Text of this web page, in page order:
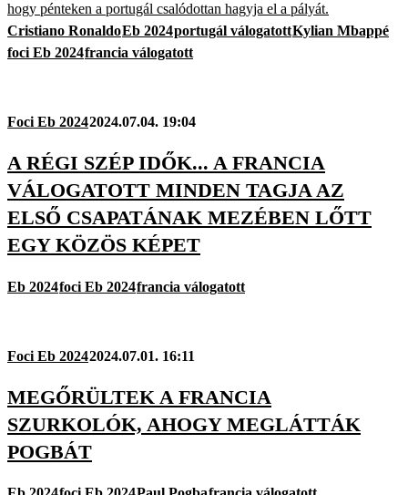
hogy pénteken a portugál csalódottan hagyja el a pályát.
Cristiano RonaldoEb 2024portugál válogatottKylian Mbappé
foci Eb 2024francia válogatott
Foci Eb 20242024.07.04. 19:04
A RÉGI SZÉP IDŐK... A FRANCIA
VÁLOGATOTT MINDEN TAGJA AZ
ELSŐ CSAPATÁNAK MEZÉBEN LŐTT
EGY KÖZÖS KÉPET
Eb 2024foci Eb 2024francia válogatott
Foci Eb 20242024.07.01. 16:11
MEGŐRÜLTEK A FRANCIA
SZURKOLÓK, AHOGY MEGLÁTTÁK
POGBÁT